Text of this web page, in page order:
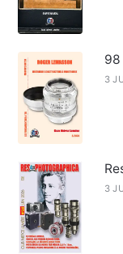
98
3
3